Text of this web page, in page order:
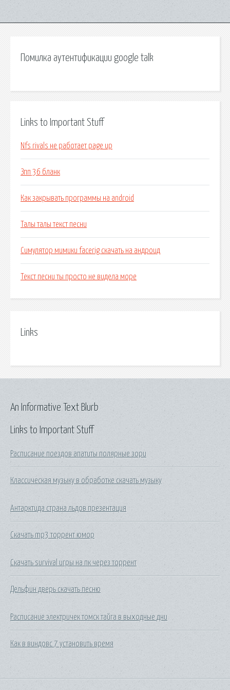
Помилка аутентификации google talk
Links to Important Stuff
Nfs rivals не работает page up
Зпп 36 бланк
Как закрывать программы на android
Талы талы текст песни
Симулятор мимики facerig скачать на андроид
Текст песни ты просто не видела море
Links
Links to Important Stuff
Расписание поездов апатиты полярные зори
Классическая музыку в обработке скачать музыку
Антарктида страна льдов презентация
Скачать mp3 торрент юмор
Скачать survival игры на пк через торрент
Дельфин дверь скачать песню
Расписание электричек томск тайга в выходные дни
Как в виндовс 7 установить время
An Informative Text Blurb